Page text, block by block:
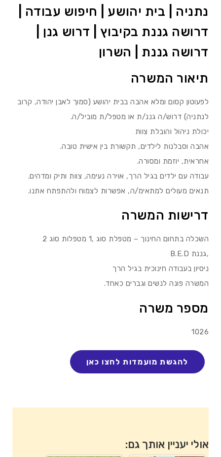
נתניה | בית יהושע | חיפוש עבודה |
דרושה גננת בקיבוץ | דרוש גנן |
דרושה גננת | השרון
תיאור המשרה
לפעוטון קסום ומלא אהבה בבית יהושע (סמוך לאבן יהודה, קרוב
לנתניה) דרוש/ה גננ/ת או מטפל/ת מוביל/ה.
יכולת ניהול והובלת צוות
אהבה וסבלנות לילדים, תקשורת בין אישית טובה.
אחראית, יוזמת ומסורה.
עבודה עם ילדים בגיל הרך, אוירה נעימה, צוות ותיק ומדהים.
תנאים מעולים למתאימ/ה, אפשרות לצמוח ולהתפתח אתנו.
דרישות המשרה
השכלה בתחום החינוך – מטפלת סוג ,1 מטפלות סוג 2
,גננת B.E.D
ניסיון בעבודה חינוכית בגיל הרך
המשרה פונה לנשים וגברים כאחד.
מספר משרה
1026
אולי יעניין אותך גם: